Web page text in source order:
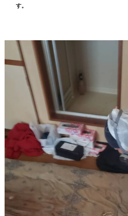
す。